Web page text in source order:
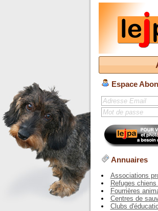
Espace
Annuaires
Associations
Refuges
Fourrières
Centres de
Clubs